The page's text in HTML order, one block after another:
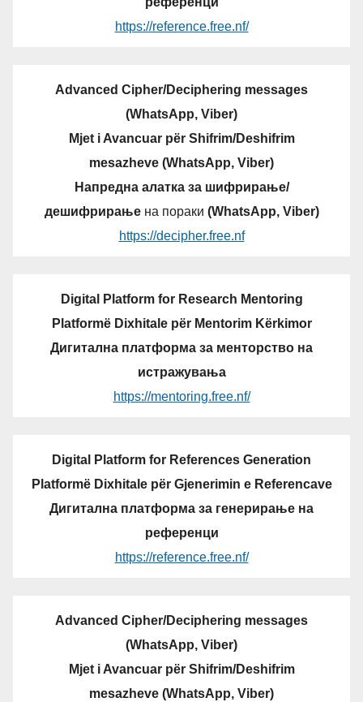
https://reference.free.nf/
Advanced Cipher/Deciphering messages
(WhatsApp, Viber)
Mjet i Avancuar për Shifrim/Deshifrim
mesazheve (WhatsApp, Viber)
Напредна алатка за шифрирање/
дешифрирањена пораки (WhatsApp, Viber)
https://decipher.free.nf
Digital Platform for Research Mentoring
Platformë Dixhitale për Mentorim Kërkimor
Дигитална платформа за менторство на
истражувања
https://mentoring.free.nf/
Digital Platform for References Generation
Platformë Dixhitale për Gjenerimin e Referencave
Дигитална платформа за генерирање на
референци
https://reference.free.nf/
Advanced Cipher/Deciphering messages
(WhatsApp, Viber)
Mjet i Avancuar për Shifrim/Deshifrim
mesazheve (WhatsApp, Viber)